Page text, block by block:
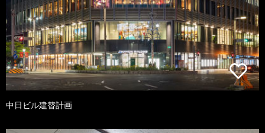
中日ビル建替計画